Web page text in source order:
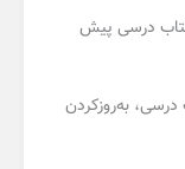
درسی پیش
به‌روز‌کردن